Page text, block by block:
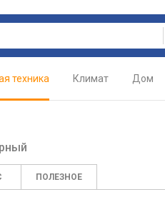
техника Климат Дом
ПОЛЕЗНОЕ